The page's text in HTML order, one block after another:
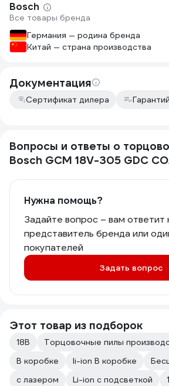
Bosch
Все товары бренда
Германия — родина бренда
Китай — страна производства
Документация
Сертификат дилера
Вопросы и ответы о
Bosch GCM 18V-305 GDC
Нужна помощь?
Задайте вопрос – вам ответит
представитель бренда или
покупателей
Задать вопрос
Этот товар из подборок
18В Торцовочные пилы
В коробке
li-ion В коробке
с лазером
Li-ion с подсветкой